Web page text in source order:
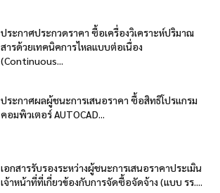
ประกาศประกวดราคา ซื้อเครื่องวิเคราะห์ปริมาณ
สารด้วยเทคนิคการไหลแบบต่อเนื่อง
(Continuous...
ประกาศผลผู้ชนะการเสนอราคา ซื้อสิทธิโปรแกรม
คอมพิวเตอร์ AUTOCAD...
เอกสารรับรองระหว่างผู้ชนะการเสนอราคาประเมิน
เจ้าหน้าที่ที่เกี่ยวข้องกับการจัดซื้อจัดจ้าง (แบบ รร....